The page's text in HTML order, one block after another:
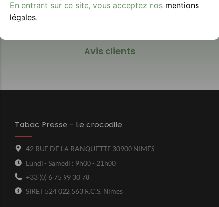
Avis clients
Tabac Presse - Le crocodile
42 RUE DE LA RANQUETTE 30900 NIMES
Lundi - Samedi : 9h00 - 21h00
+33 (0) 6 75 99 30 78
SIRET 524 022 563 R.C.S. Nimes
En entrant sur ce site, vous acceptez nos mentions
légales.